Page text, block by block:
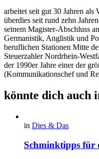
arbeitet seit gut 30 Jahren
überdies seit rund zehn
seinem Magister-Abschluss
Germanistik, Anglistik und
beruflichen Stationen Mitte
Steuerzahler Nordrhein-
der 1990er Jahre einer der
(Kommunikationschef und
könnte dich auch
in Dies & Das
Schminktipps für